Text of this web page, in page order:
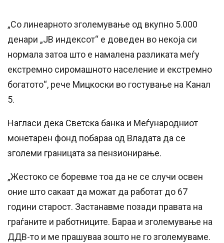
„Со линеарното зголемување од вкупно 5.000
денари „ЈВ индексот“ е доведен во некоја си
нормала затоа што е намалена разликата меѓу
екстремно сиромашното население и екстремно
богатото“, рече Мицкоски во гостување на Канал
5.
Нагласи дека Светска банка и Меѓународниот
монетарен фонд побараа од Владата да се
зголеми границата за пензионирање.
„Жестоко се боревме тоа да не се случи освен
оние што сакаат да можат да работат до 67
години старост. Застанавме позади правата на
граѓаните и работниците. Бараа и зголемување на
ДДВ-то и ме прашуваа зошто не го зголемуваме.